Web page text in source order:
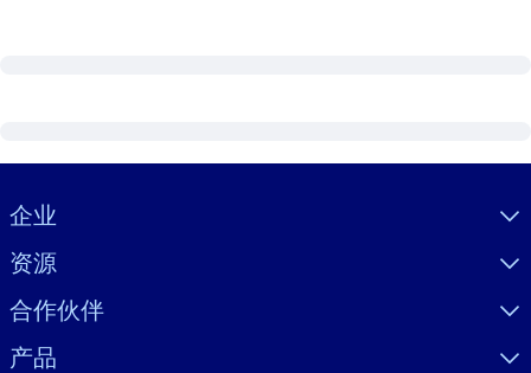
Visually hidden Text
企业
资源
合作伙伴
产品